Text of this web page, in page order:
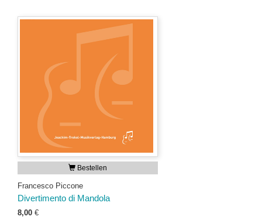
Bestellen
Francesco Piccone
Divertimento di Mandola
8,00 €